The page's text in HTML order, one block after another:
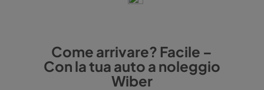
Come arrivare? Facile –
Con la tua auto a noleggio
Wiber